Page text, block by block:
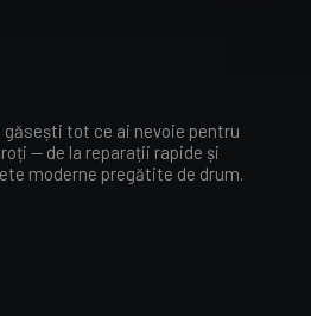
găsești tot ce ai nevoie pentru
— de la reparații rapide și
moderne pregătite de drum.